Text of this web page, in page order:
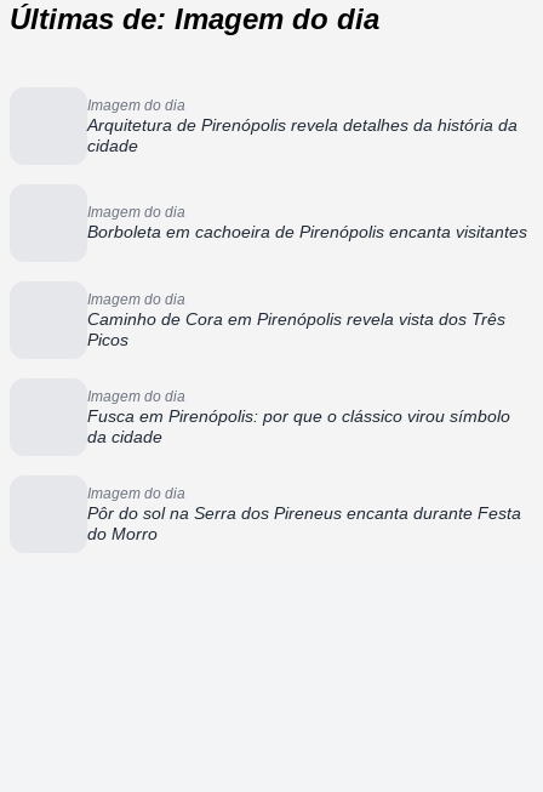
Últimas de: Imagem do dia
Imagem do dia
Arquitetura de Pirenópolis revela detalhes da história da
cidade
Imagem do dia
Borboleta em cachoeira de Pirenópolis encanta visitantes
Imagem do dia
Caminho de Cora em Pirenópolis revela vista dos Três
Picos
Imagem do dia
Fusca em Pirenópolis: por que o clássico virou símbolo
da cidade
Imagem do dia
Pôr do sol na Serra dos Pireneus encanta durante Festa
do Morro